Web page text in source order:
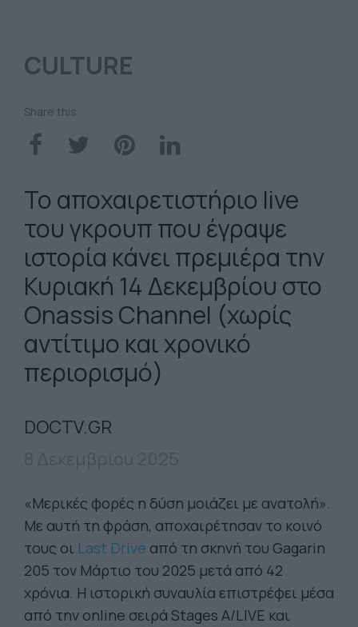
CULTURE
Share this
Το αποχαιρετιστήριο live
του γκρουπ που έγραψε
ιστορία κάνει πρεμιέρα την
Κυριακή 14 Δεκεμβρίου στο
Onassis Channel (χωρίς
αντίτιμο και χρονικό
περιορισμό)
DOCTV.GR
«Μερικές φορές η δύση μοιάζει με ανατολή».
Με αυτή τη φράση, αποχαιρέτησαν το κοινό
τους οι Last Drive από τη σκηνή του Gagarin
205 τον Μάρτιο του 2025 μετά από 42
χρόνια. Η ιστορική συναυλία επιστρέφει μέσα
από την online σειρά Stages A/LIVE και